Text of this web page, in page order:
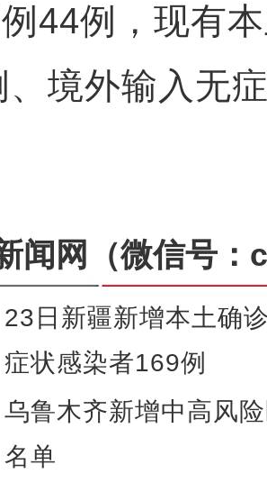
44例，现有
、境外输入无
闻网 （微信号
23日新疆新增本土确
症状感染者169例
乌鲁木齐新增中高风
名单
谢谢你志愿